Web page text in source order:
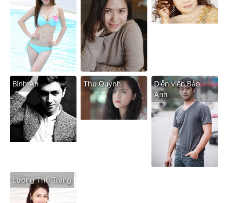
Bình An Thu Quỳnh
Diễn viên Bảo
Anh
Lương Thu Trang